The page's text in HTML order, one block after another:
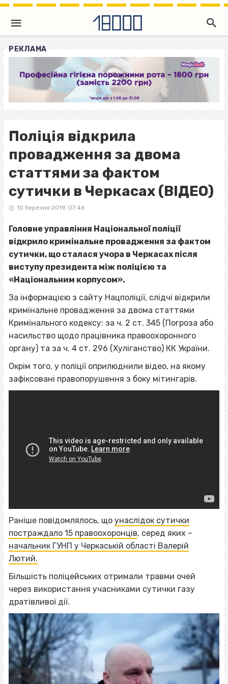
РЕКЛАМА
Поліція відкрила
провадження за двома
статтями за фактом
сутички в Черкасах (ВІДЕО)
10 березня 2019, 07:46
Головне управління Національної поліції
відкрило кримінальне провадження за фактом
сутички, що сталася учора в Черкасах після
виступу президента між поліцією та
«Національним корпусом».
За інформацією з сайту Нацполіції, слідчі відкрили
кримінальне провадження за двома статтями
Кримінального кодексу: за ч. 2 ст. 345 (Погроза або
насильство щодо працівника правоохоронного
органу) та за ч. 4 ст. 296 (Хуліганство) КК України.
Окрім того, у поліції оприлюднили відео, на якому
зафіксовані правопорушення з боку мітингарів.
Раніше повідомлялось, що унаслідок сутички
постраждало 15 правоохоронців, серед яких –
начальник ГУНП у Черкаській області Валерій
Лютий.
Більшість поліцейських отримали травми очей
через використання учасниками сутички газу
дратівливої дії.